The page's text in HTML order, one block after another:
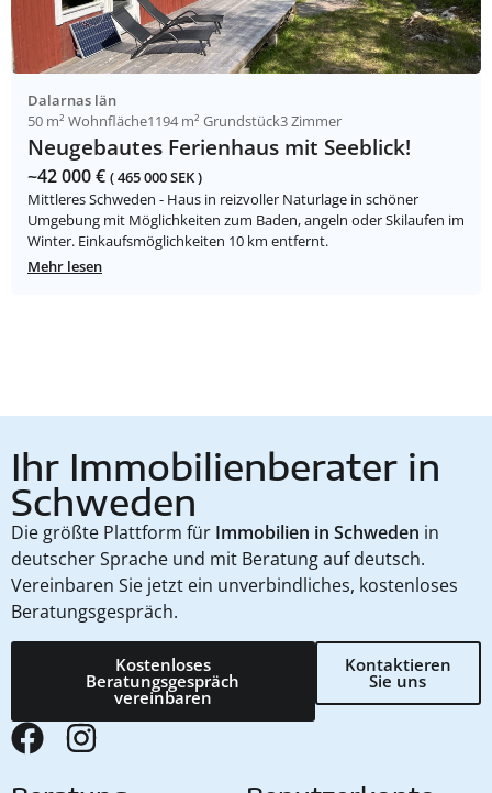
Dalarnas län
50 m² Wohnfläche1194 m² Grundstück3 Zimmer
Neugebautes Ferienhaus mit Seeblick!
~42 000 € ( 465 000 SEK )
Mittleres Schweden - Haus in reizvoller Naturlage in schöner
Umgebung mit Möglichkeiten zum Baden, angeln oder Skilaufen im
Winter. Einkaufsmöglichkeiten 10 km entfernt.
Mehr lesen
Ihr Immobilienberater in
Schweden
Die größte Plattform für Immobilien in Schweden in
deutscher Sprache und mit Beratung auf deutsch.
Vereinbaren Sie jetzt ein unverbindliches, kostenloses
Beratungsgespräch.
Kostenloses
Beratungsgespräch
vereinbaren
Kontaktieren
Sie uns